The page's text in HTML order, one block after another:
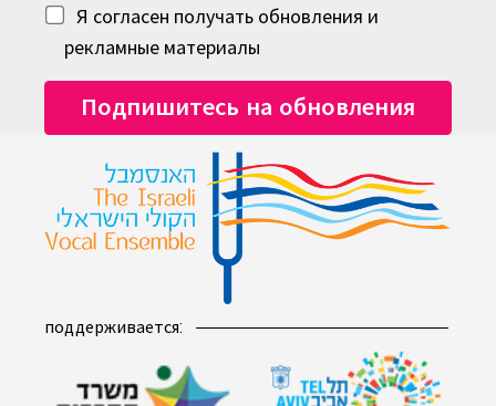
Я согласен получать обновления и
рекламные материалы
поддерживается: